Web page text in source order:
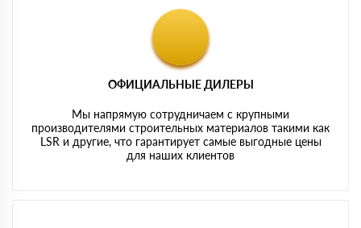
ОФИЦИАЛЬНЫЕ ДИЛЕРЫ
Мы напрямую сотрудничаем с крупными
производителями строительных материалов такими как
LSR и другие, что гарантирует самые выгодные цены
для наших клиентов